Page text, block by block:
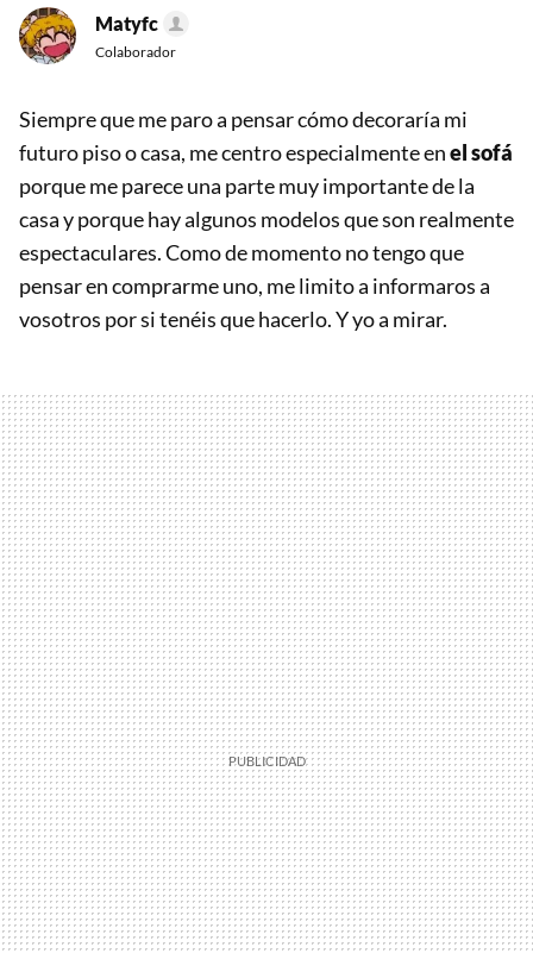
Matyfc
Colaborador
Siempre que me paro a pensar cómo decoraría mi
futuro piso o casa, me centro especialmente enel sofá
porque me parece una parte muy importante de la
casa y porque hay algunos modelos que son realmente
espectaculares. Como de momento no tengo que
pensar en comprarme uno, me limito a informaros a
vosotros por si tenéis que hacerlo. Y yo a mirar.